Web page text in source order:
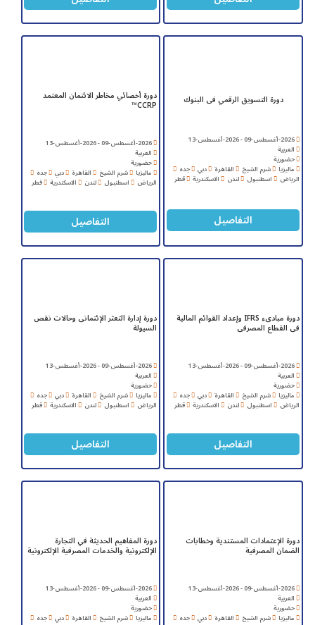
دورة التسويق الرقمي فى البنوك
2026-أغسطس-09 - 2026-أغسطس-13
العربية
حضورية
ماليزيا شرم الشيخ القاهرة دبي جده
الرياض اسطنبول لندن الاسكندرية قطر
التفاصيل
دورة أخصائي مخاطر الائتمان المعتمد
CCRP™
2026-أغسطس-09 - 2026-أغسطس-13
العربية
حضورية
ماليزيا شرم الشيخ القاهرة دبي جده
الرياض اسطنبول لندن الاسكندرية قطر
التفاصيل
دورة مبادىء IFRS وإعداد القوائم المالية
فى القطاع المصرفى
2026-أغسطس-09 - 2026-أغسطس-13
العربية
حضورية
ماليزيا شرم الشيخ القاهرة دبي جده
الرياض اسطنبول لندن الاسكندرية قطر
التفاصيل
دورة إدارة التعثر الإئتمانى وحالات نقص
السيولة
2026-أغسطس-09 - 2026-أغسطس-13
العربية
حضورية
ماليزيا شرم الشيخ القاهرة دبي جده
الرياض اسطنبول لندن الاسكندرية قطر
التفاصيل
دورة الإعتمادات المستندية وخطابات
الضمان المصرفية
2026-أغسطس-09 - 2026-أغسطس-13
العربية
حضورية
ماليزيا شرم الشيخ القاهرة دبي جده
دورة المفاهيم الحديثة في التجارة
الإلكترونية والخدمات المصرفية الإلكترونية
2026-أغسطس-09 - 2026-أغسطس-13
العربية
حضورية
ماليزيا شرم الشيخ القاهرة دبي جده